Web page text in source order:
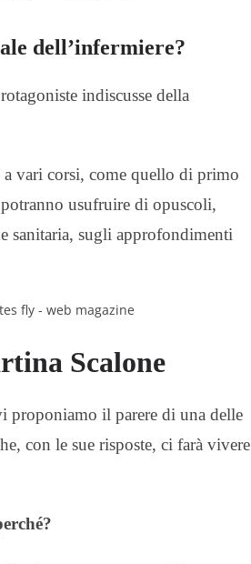
dell’infermiere?
indiscusse della
a vari corsi, come quello di primo
usufruire di opuscoli,
sanitaria, sugli approfondimenti
Scalone
proponiamo il parere di una delle
con le sue risposte, ci farà vivere